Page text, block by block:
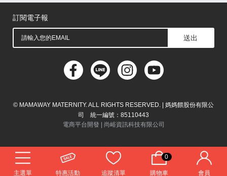
主選單 特惠活動 追蹤清單
0
購物車 會員
馬來西亞
購物常見問題
退換貨問題
儲值金使用條款
購買儲值金
發票問題
會員權益
線上留言
吸乳器-免費體驗
訂閱電子報
送出
© MAMAWAY MATERNITY. ALL RIGHTS RESERVED. | 媽媽餵股份有限公
司 統一編號：85110443
電商平台開發 | 尚峪資訊科技有限公司